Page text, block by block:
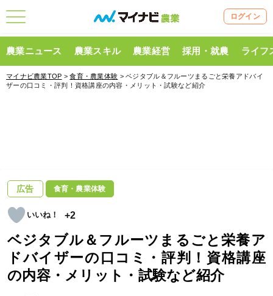
ログイン
農業ニュース 農業スキル 農業経営 採用・就農 ライフ
マイナビ農業TOP >食育・農業体験 > ベジタブル＆フルーツまるごと栄養アドバイ
ザーの口コミ・評判！資格講座の内容・メリット・試験など紹介
広告 食育・農業体験
+2
ベジタブル＆フルーツまるごと栄養ア
ドバイザーの口コミ・評判！資格講座
の内容・メリット・試験など紹介